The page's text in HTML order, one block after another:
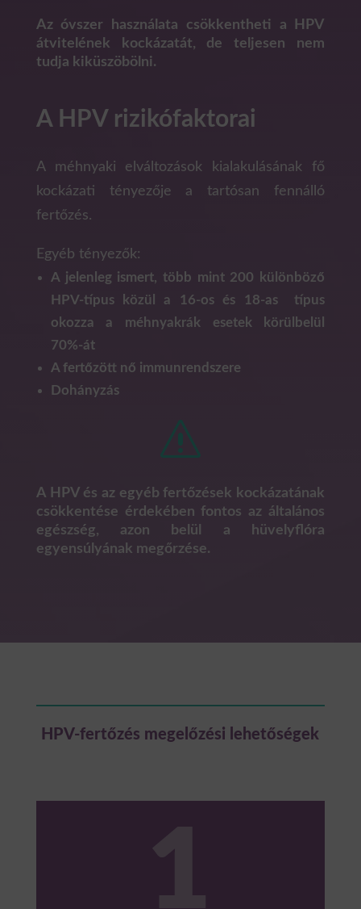
Az óvszer használata csökkentheti a HPV
átvitelének kockázatát, de teljesen nem
tudja kiküszöbölni.
A HPV rizikófaktorai
A méhnyaki elváltozások kialakulásának fő
kockázati tényezője a tartósan fennálló
fertőzés.
Egyéb tényezők:
A jelenleg ismert, több mint 200 különböző
HPV-típus közül a 16-os és 18-as típus
okozza a méhnyakrák esetek körülbelül
70%-át
A fertőzött nő immunrendszere
Dohányzás
s
A HPV és az egyéb fertőzések kockázatának
csökkentése érdekében fontos az általános
egészség, azon belül a hüvelyflóra
egyensúlyának megőrzése.
HPV-fertőzés megelőzési lehetőségek